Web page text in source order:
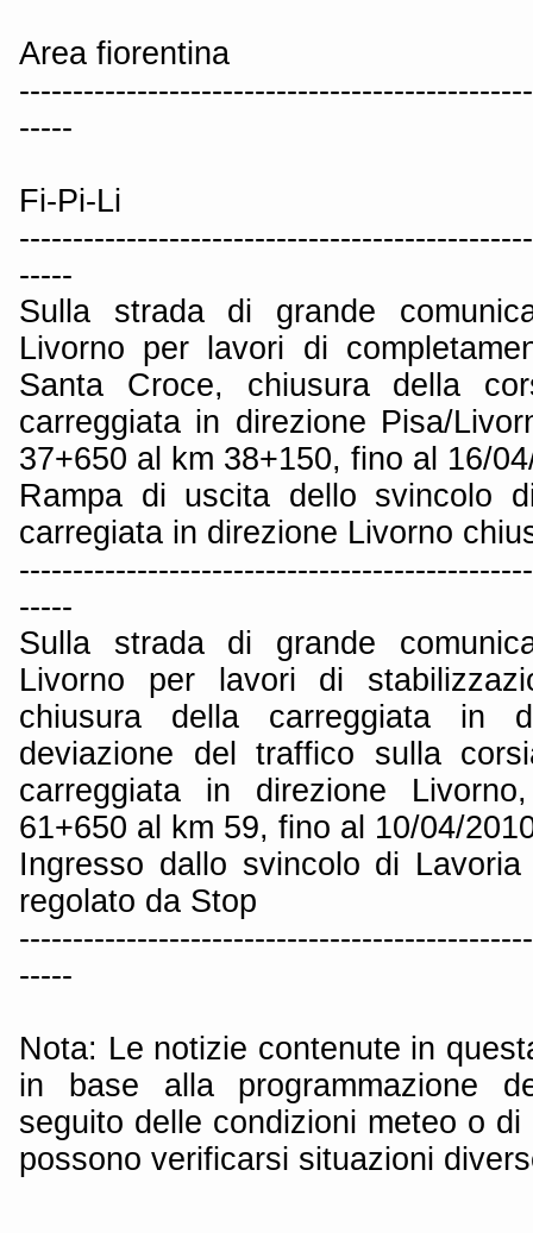
Area fiorentina
-----
Fi-Pi-Li
-----
Sulla strada di grande
Livorno per lavori di
Santa Croce, chiusura della
carreggiata in direzione Pisa/
37+650 al km 38+150, fino al 16/
Rampa di uscita dello svincolo
carregiata in direzione Livorno
-----
Sulla strada di grande
Livorno per lavori di
chiusura della carreggiata in
deviazione del traffico sulla
carreggiata in direzione
61+650 al km 59, fino al 10/04/
Ingresso dallo svincolo di
regolato da Stop
-----
Nota: Le notizie contenute in
in base alla programmazione
seguito delle condizioni meteo o
possono verificarsi situazioni